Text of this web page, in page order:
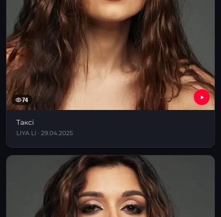
74
Таксі
LIYA LI · 29.04.2025